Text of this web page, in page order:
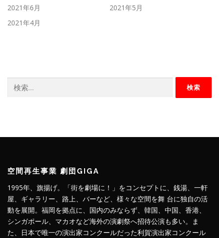
2021年6月
2021年5月
2021年4月
索:
空間再生事業 劇団GIGA
1995年、旗揚げ。「街を劇場に！」をコンセプトに、銭湯、一軒
屋、ギャラリー、路上、バーなど、様々な空間を舞 台に独自の活
動を展開。福岡を拠点に、国内のみならず、韓国、中国、香港、
シンガポール、マカオなど海外の演劇祭へ招待公演も多い。ま
た、日本で唯一の演出家コンクールだった利賀演出家コンクール